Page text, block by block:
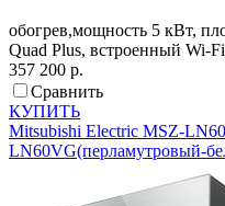
обогрев,мощность 5 кВт,
Quad Plus, встроенный Wi-
357 200 р.
Сравнить
КУПИТЬ
Mitsubishi Electric MSZ-
LN60VG(перламутровый-